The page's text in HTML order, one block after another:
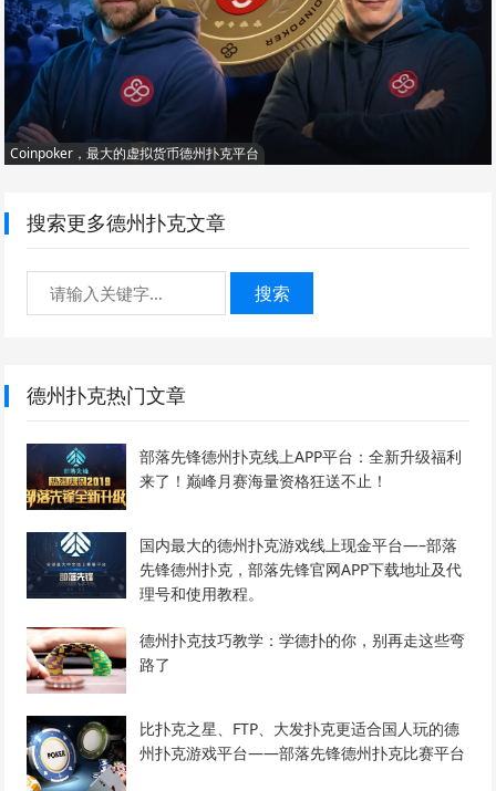
Coinpoker，最大的虚拟货币德州扑克平台
搜索更多德州扑克文章
搜索
德州扑克热门文章
部落先锋德州扑克线上APP平台：全新升级福利
来了！巅峰月赛海量资格狂送不止！
国内最大的德州扑克游戏线上现金平台—–部落
先锋德州扑克，部落先锋官网APP下载地址及代
理号和使用教程。
德州扑克技巧教学：学德扑的你，别再走这些弯
路了
比扑克之星、FTP、大发扑克更适合国人玩的德
州扑克游戏平台——部落先锋德州扑克比赛平台